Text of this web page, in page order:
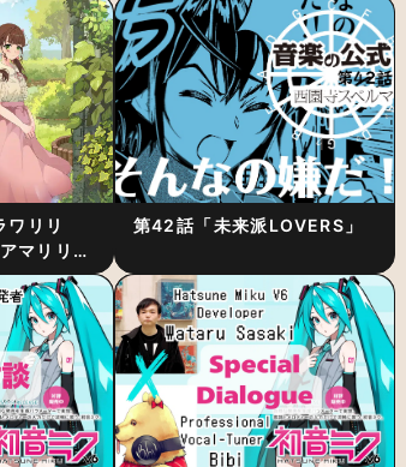
リリ
マリリ
アルバ
第42話「未来派LOVERS」